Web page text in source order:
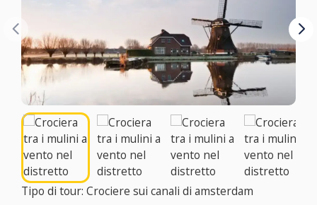
Tipo di tour: Crociere sui canali di amsterdam